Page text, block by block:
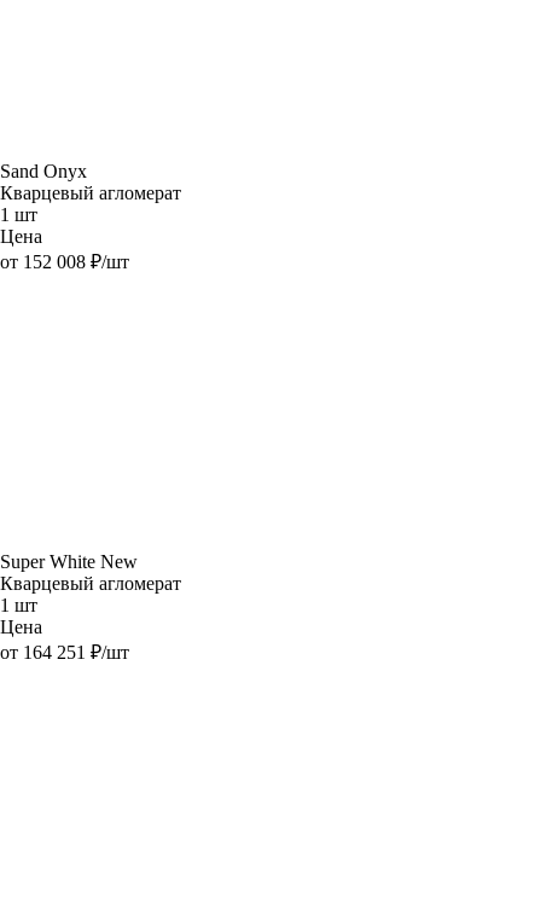
Sand Onyx
Кварцевый агломерат
1 шт
Цена
от 152 008 ₽/шт
Super White New
Кварцевый агломерат
1 шт
Цена
от 164 251 ₽/шт